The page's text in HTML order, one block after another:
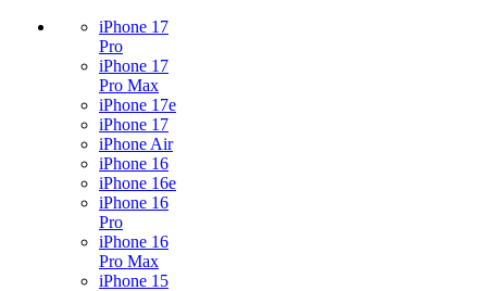
iPhone 17
Pro
iPhone 17
Pro Max
iPhone 17e
iPhone 17
iPhone Air
iPhone 16
iPhone 16e
iPhone 16
Pro
iPhone 16
Pro Max
iPhone 15